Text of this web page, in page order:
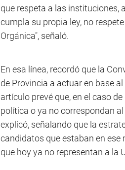
que respeta a las instituciones,
cumpla su propia ley, no
Orgánica", señaló.
En esa línea, recordó que la
de Provincia a actuar en base
artículo prevé que, en el caso
política o ya no correspondan
explicó, señalando que la
candidatos que estaban en
que hoy ya no representan a la